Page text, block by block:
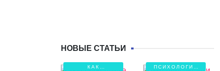
НОВЫЕ СТАТЬИ
КАК
ПСИХОЛОГИЯ